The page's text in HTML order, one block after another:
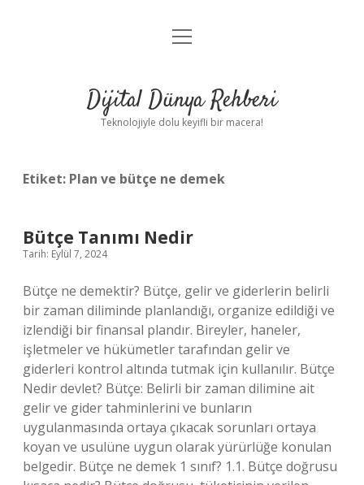
Anasayfa
Yasal Uyarı
menüyü
Dijital Dünya Rehberi
Teknolojiyle dolu keyifli bir macera!
Etiket: Plan ve bütçe ne demek
Bütçe Tanımı Nedir
Tarih: Eylül 7, 2024
Bütçe ne demektir? Bütçe, gelir ve giderlerin belirli
bir zaman diliminde planlandığı, organize edildiği ve
izlendiği bir finansal plandır. Bireyler, haneler,
işletmeler ve hükümetler tarafından gelir ve
giderleri kontrol altında tutmak için kullanılır. Bütçe
Nedir devlet? Bütçe: Belirli bir zaman dilimine ait
gelir ve gider tahminlerini ve bunların
uygulanmasında ortaya çıkacak sorunları ortaya
koyan ve usulüne uygun olarak yürürlüğe konulan
belgedir. Bütçe ne demek 1 sınıf? 1.1. Bütçe doğrusu